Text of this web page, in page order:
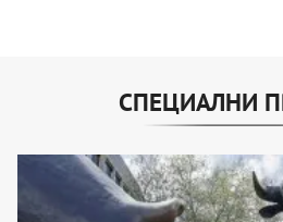
СПЕЦИАЛНИ